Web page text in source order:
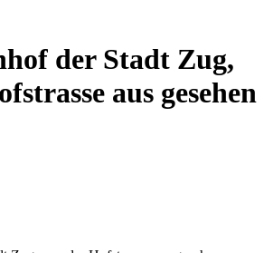
der Stadt Zug,
aus gesehen